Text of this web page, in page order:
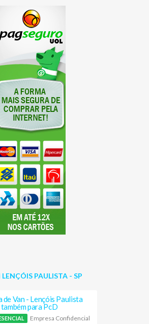
PAULISTA - SP
Van - Lençóis Paulista
também para PcD
Empresa Confidencial